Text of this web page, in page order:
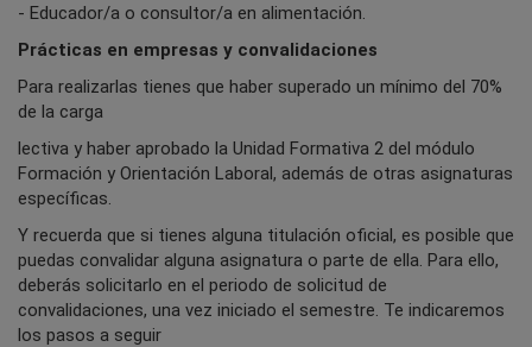
- Educador/a o consultor/a en alimentación.
Prácticas en empresas y convalidaciones
Para realizarlas tienes que haber superado un mínimo del 70%
de la carga
lectiva y haber aprobado la Unidad Formativa 2 del módulo
Formación y Orientación Laboral, además de otras asignaturas
específicas.
Y recuerda que si tienes alguna titulación oficial, es posible que
puedas convalidar alguna asignatura o parte de ella. Para ello,
deberás solicitarlo en el periodo de solicitud de
convalidaciones, una vez iniciado el semestre. Te indicaremos
los pasos a seguir